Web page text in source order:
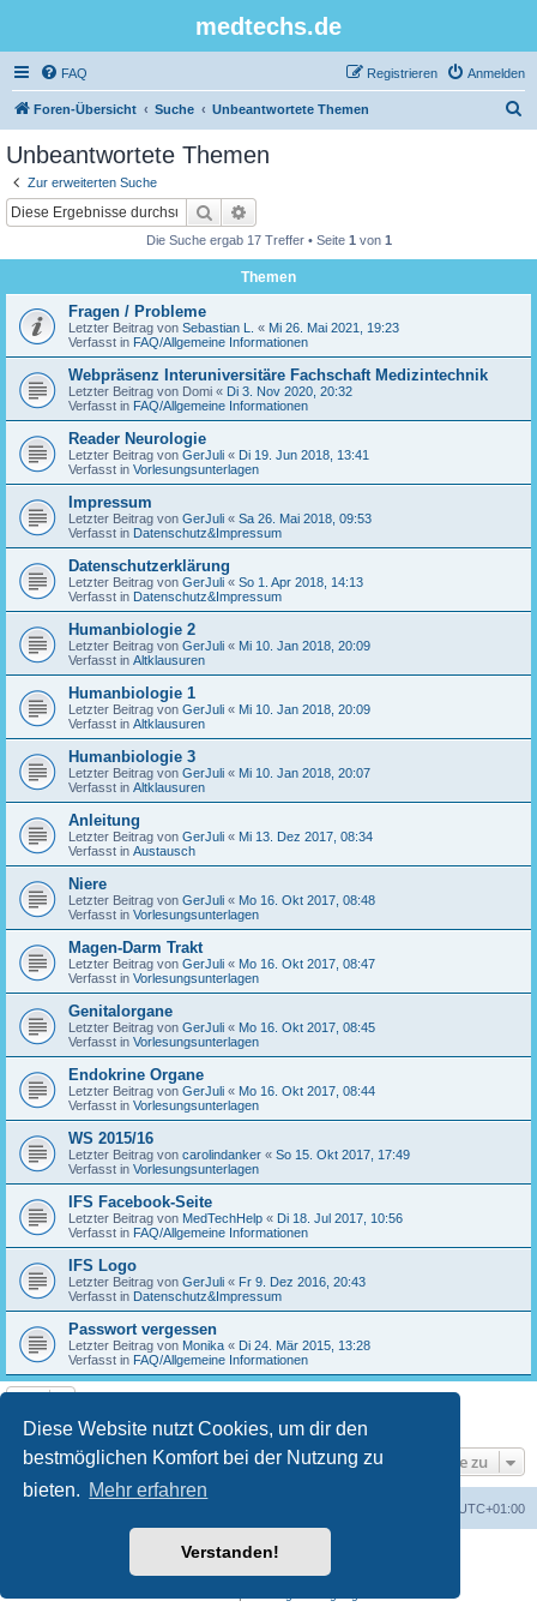
Diese Website nutzt Cookies, um dir den
bestmöglichen Komfort bei der Nutzung zu
bieten. Mehr erfahren
Verstanden!
medtechs.de
FAQ Anmelden
Registrieren
Foren-Übersicht Suche Unbeantwortete Themen
Unbeantwortete Themen
Zur erweiterten Suche
Suche
Die Suche ergab 17 Treffer • Seite 1 von 1
Themen
Fragen / Probleme
Letzter Beitrag von Sebastian L. « Mi 26. Mai 2021, 19:23
Verfasst in FAQ/Allgemeine Informationen
Webpräsenz Interuniversitäre Fachschaft Medizintechnik
Letzter Beitrag von Domi « Di 3. Nov 2020, 20:32
Verfasst in FAQ/Allgemeine Informationen
Reader Neurologie
Letzter Beitrag von GerJuli « Di 19. Jun 2018, 13:41
Verfasst in Vorlesungsunterlagen
Impressum
Letzter Beitrag von GerJuli « Sa 26. Mai 2018, 09:53
Verfasst in Datenschutz&Impressum
Datenschutzerklärung
Letzter Beitrag von GerJuli « So 1. Apr 2018, 14:13
Verfasst in Datenschutz&Impressum
Humanbiologie 2
Letzter Beitrag von GerJuli « Mi 10. Jan 2018, 20:09
Verfasst in Altklausuren
Humanbiologie 1
Letzter Beitrag von GerJuli « Mi 10. Jan 2018, 20:09
Verfasst in Altklausuren
Humanbiologie 3
Letzter Beitrag von GerJuli « Mi 10. Jan 2018, 20:07
Verfasst in Altklausuren
Anleitung
Letzter Beitrag von GerJuli « Mi 13. Dez 2017, 08:34
Verfasst in Austausch
Niere
Letzter Beitrag von GerJuli « Mo 16. Okt 2017, 08:48
Verfasst in Vorlesungsunterlagen
Magen-Darm Trakt
Letzter Beitrag von GerJuli « Mo 16. Okt 2017, 08:47
Verfasst in Vorlesungsunterlagen
Genitalorgane
Letzter Beitrag von GerJuli « Mo 16. Okt 2017, 08:45
Verfasst in Vorlesungsunterlagen
Endokrine Organe
Letzter Beitrag von GerJuli « Mo 16. Okt 2017, 08:44
Verfasst in Vorlesungsunterlagen
WS 2015/16
Letzter Beitrag von carolindanker « So 15. Okt 2017, 17:49
Verfasst in Vorlesungsunterlagen
IFS Facebook-Seite
Letzter Beitrag von MedTechHelp « Di 18. Jul 2017, 10:56
Verfasst in FAQ/Allgemeine Informationen
IFS Logo
Letzter Beitrag von GerJuli « Fr 9. Dez 2016, 20:43
Verfasst in Datenschutz&Impressum
Passwort vergessen
Letzter Beitrag von Monika « Di 24. Mär 2015, 13:28
Verfasst in FAQ/Allgemeine Informationen
Die Suche ergab 17 Treffer • Seite 1 von
Gehe zu
UTC+01:00
Powered byphpBB® Forum Software © phpBB Limited
phpBB.de